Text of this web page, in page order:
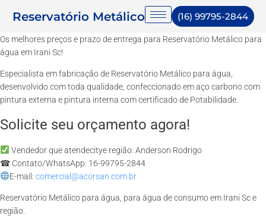
Reservatório Metálico (16) 99795-2844
Os melhores preços e prazo de entrega para Reservatório Metálico para
água em Irani Sc!
Especialista em fabricação de Reservatório Metálico para água,
desenvolvido com toda qualidade, confeccionado em aço carbono com
pintura externa e pintura interna com certificado de Potabilidade.
Solicite seu orçamento agora!
Vendedor que atendecitye região: Anderson Rodrigo
☎ Contato/WhatsApp: 16-99795-2844
E-mail: comercial@acorsan.com.br
Reservatório Metálico para água, para água de consumo em Irani Sc e
região.